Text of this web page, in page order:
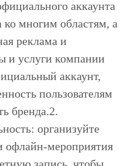
аккаунта
многим областям, а
реклама и
и услуги компании
аккаунт,
пользователям
бренда.2.
организуйте
офлайн-мероприятия